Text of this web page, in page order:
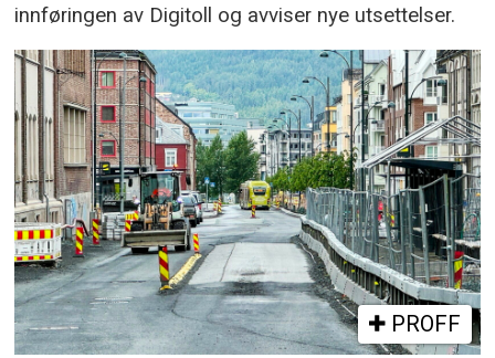
innføringen av Digitoll og avviser nye utsettelser.
PROFF